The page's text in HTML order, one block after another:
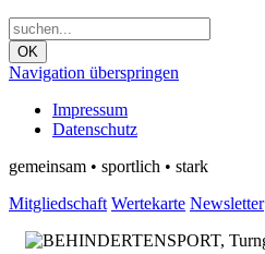
OK
Navigation überspringen
Impressum
Datenschutz
gemeinsam • sportlich • stark
Mitgliedschaft Wertekarte Newsletter